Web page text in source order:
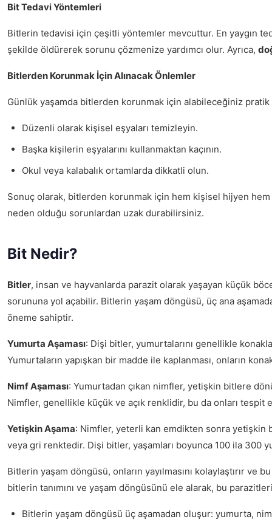
Bit Tedavi Yöntemleri
Bitlerin tedavisi için çeşitli yöntemler mevcuttur. En yaygın
şekilde öldürerek sorunu çözmenize yardımcı olur. Ayrıca,
Bitlerden Korunmak İçin Alınacak Önlemler
Günlük yaşamda bitlerden korunmak için alabileceğiniz
Düzenli olarak kişisel eşyaları temizleyin.
Başka kişilerin eşyalarını kullanmaktan kaçının.
Okul veya kalabalık ortamlarda dikkatli olun.
Sonuç olarak, bitlerden korunmak için hem kişisel hijyen
neden olduğu sorunlardan uzak durabilirsiniz.
Bit Nedir?
Bitler, insan ve hayvanlarda parazit olarak yaşayan küçük
sorununa yol açabilir. Bitlerin yaşam döngüsü, üç ana
öneme sahiptir.
Yumurta Aşaması: Dişi bitler, yumurtalarını genellikle
Yumurtaların yapışkan bir madde ile kaplanması, onların
Nimf Aşaması: Yumurtadan çıkan nimfler, yetişkin bitlere
Nimfler, genellikle küçük ve açık renklidir, bu da onları tespit
Yetişkin Aşama: Nimfler, yeterli kan emdikten sonra yetişkin
veya gri renktedir. Dişi bitler, yaşamları boyunca 100 ila 300
Bitlerin yaşam döngüsü, onların yayılmasını kolaylaştırır
bitlerin tanımını ve yaşam döngüsünü ele alarak, bu
Bitlerin yaşam döngüsü üç aşamadan oluşur: yumurta,